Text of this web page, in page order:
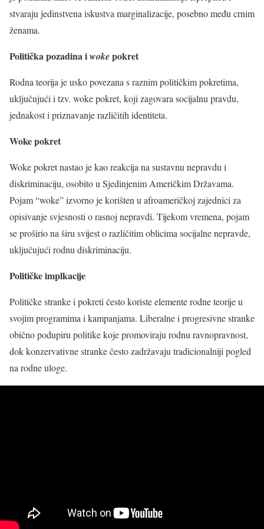
stvaraju jedinstvena iskustva marginalizacije, posebno među crnim
ženama.
Politička pozadina iwokepokret
Rodna teorija je usko povezana s raznim političkim pokretima,
uključujući i tzv. woke pokret, koji zagovara socijalnu pravdu,
jednakost i priznavanje različitih identiteta.
Woke pokret
Woke pokret nastao je kao reakcija na sustavnu nepravdu i
diskriminaciju, osobito u Sjedinjenim Američkim Državama.
Pojam “woke” izvorno je korišten u afroameričkoj zajednici za
opisivanje svjesnosti o rasnoj nepravdi. Tijekom vremena, pojam
se proširio na širu svijest o različitim oblicima socijalne nepravde,
uključujući rodnu diskriminaciju.
Političke implkacije
Političke stranke i pokreti često koriste elemente rodne teorije u
svojim programima i kampanjama. Liberalne i progresivne stranke
obično podupiru politike koje promoviraju rodnu ravnopravnost,
dok konzervativne stranke često zadržavaju tradicionalniji pogled
na rodne uloge.